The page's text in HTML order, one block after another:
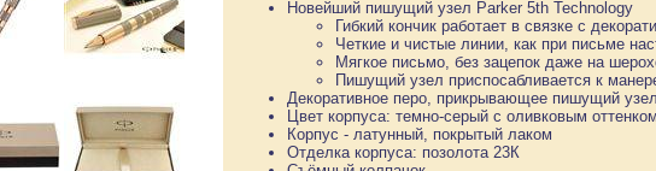
Новейший пишущий узел Parker 5th Technology
Гибкий кончик работает в связке с
Четкие и чистые линии, как при письме
Мягкое письмо, без зацепок даже на
Пишущий узел приспосабливается к
Декоративное перо, прикрывающее пишущий
Цвет корпуса: темно-серый с оливковым оттенком
Корпус - латунный, покрытый лаком
Отделка корпуса: позолота 23К